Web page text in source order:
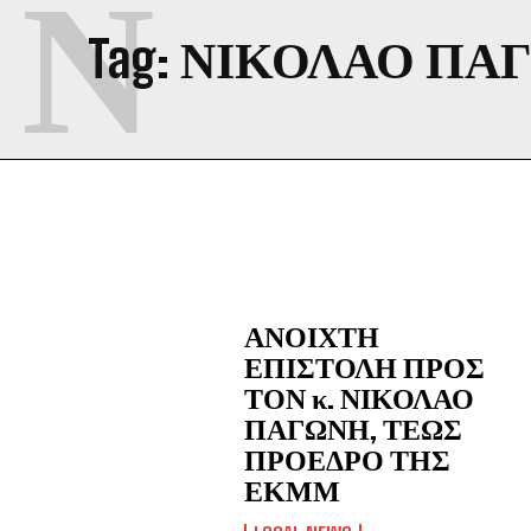
Tag: ΝΙΚΟΛΑΟ
Ν
ΑΝΟΙΧΤΗ
ΕΠΙΣΤΟΛΗ ΠΡΟΣ
ΤΟΝ κ. ΝΙΚΟΛΑΟ
ΠΑΓΩΝΗ, ΤΕΩΣ
ΠΡΟΕΔΡΟ ΤΗΣ
ΕΚΜΜ